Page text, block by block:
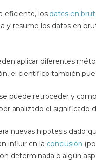
eficiente, los datos en
y resume los datos en
aplicar diferentes
el científico también
puede retroceder y
analizado el significado
nuevas hipótesis dado
influir en la conclusión
determinada o algún